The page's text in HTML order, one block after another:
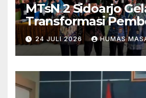
MTsN 2 Sidoarjo
Transformasi
Berbasis AI dan
Learning
24 JULI 2026 HUMAS